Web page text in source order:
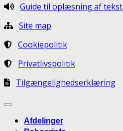
Guide til oplæsning af tekst
Site map
Cookiepolitik
Privatlivspolitik
Tilgængelighedserklæring
Afdelinger